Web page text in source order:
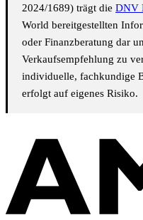
2024/1689) trägt die DNV
World bereitgestellten
oder Finanzberatung dar
Verkaufsempfehlung zu
individuelle, fachkundige
erfolgt auf eigenes Risiko.